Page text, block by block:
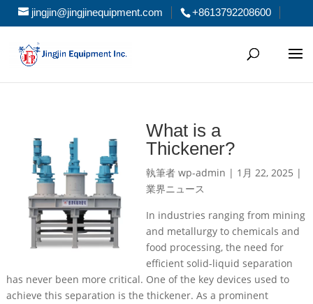
jingjin@jingjinequipment.com +8613792208600
What is a
Thickener?
執筆者 wp-admin | 1月 22, 2025 |
業界ニュース
In industries ranging from mining
and metallurgy to chemicals and
food processing, the need for
efficient solid-liquid separation
has never been more critical. One of the key devices used to
achieve this separation is the thickener. As a prominent